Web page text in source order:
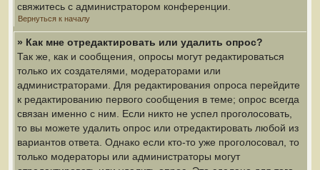
свяжитесь с администратором конференции.
Вернуться к началу
» Как мне отредактировать или удалить опрос?
Так же, как и сообщения, опросы могут редактироваться
только их создателями, модераторами или
администраторами. Для редактирования опроса перейдите
к редактированию первого сообщения в теме; опрос всегда
связан именно с ним. Если никто не успел проголосовать,
то вы можете удалить опрос или отредактировать любой из
вариантов ответа. Однако если кто-то уже проголосовал, то
только модераторы или администраторы могут